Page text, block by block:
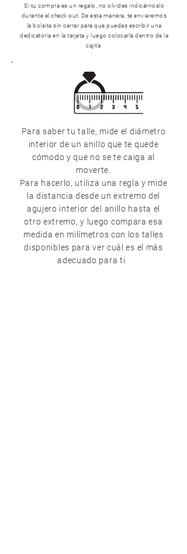
Si tu compra es un regalo, no olvides indicárnoslo
durante el check out. De esta manera, te enviaremos
la bolsita sin cerrar para que puedas escribir una
dedicatoria en la tarjeta y luego colocarla dentro de la
cajita.
Para saber tu talle, mide el diámetro
interior de un anillo que te quede
cómodo y que no se te caiga al
moverte.
Para hacerlo, utiliza una regla y mide
la distancia desde un extremo del
agujero interior del anillo hasta el
otro extremo, y luego compara esa
medida en milímetros con los talles
disponibles para ver cuál es el más
adecuado para ti.